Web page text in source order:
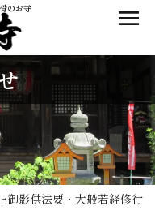
のお寺
御影供法要・大般若経修行